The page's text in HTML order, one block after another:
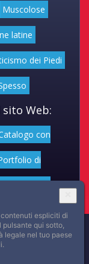
Muscolose
latine
dei Piedi
Web:
con
di
tutti i membri e le
hanno almeno 18
espliciti di
pulsante qui sotto,
legale nel tuo paese